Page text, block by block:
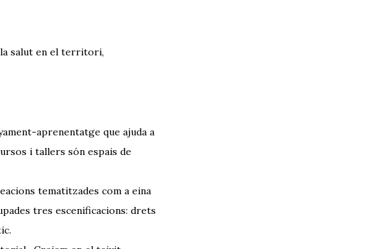
la salut en el territori,
aprenentatge que ajuda a
i tallers són espais de
tematitzades com a eina
tres escenificacions: drets